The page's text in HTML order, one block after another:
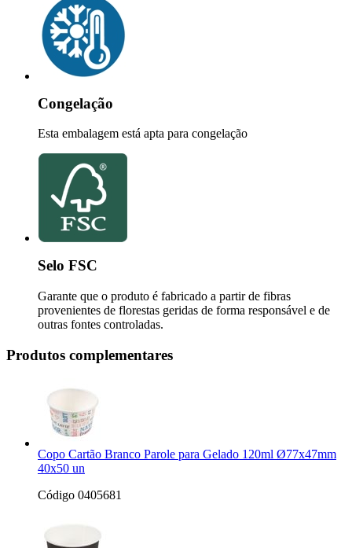
Congelação
Esta embalagem está apta para congelação
Selo FSC
Garante que o produto é fabricado a partir de fibras
provenientes de florestas geridas de forma responsável e de
outras fontes controladas.
Produtos complementares
Copo Cartão Branco Parole para Gelado 120ml Ø77x47mm
40x50 un
Código 0405681